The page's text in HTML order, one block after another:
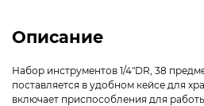
Описание
Набор инструментов 1/4″DR, 38
поставляется в удобном кейсе для
включает приспособления для